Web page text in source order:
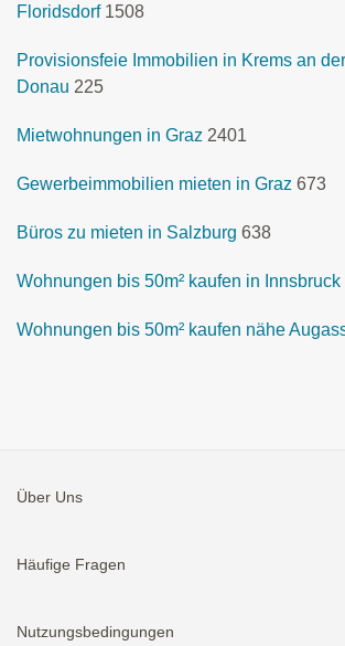
Floridsdorf 1508
Provisionsfeie Immobilien in Krems an der
Donau 225
Mietwohnungen in Graz 2401
Gewerbeimmobilien mieten in Graz 673
Büros zu mieten in Salzburg 638
Wohnungen bis 50m² kaufen in Innsbruck
Wohnungen bis 50m² kaufen nähe
Über Uns
Häufige Fragen
Nutzungsbedingungen